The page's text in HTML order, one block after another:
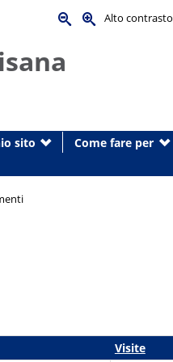
Alto contrasto
sito Come fare per
Visite